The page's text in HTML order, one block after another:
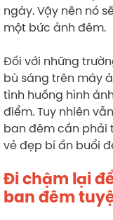
ngày. Vậy nên nó
một bức ảnh đêm.
Đối với những
bù sáng trên máy
tình huống hình
điểm. Tuy nhiên
ban đêm cần phải
vẻ đẹp bí ẩn buổi
Đi chậm lại
ban đêm